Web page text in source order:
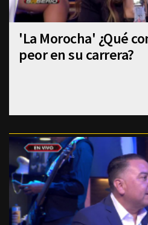
'La Morocha' ¿Qué
peor en su carrera?